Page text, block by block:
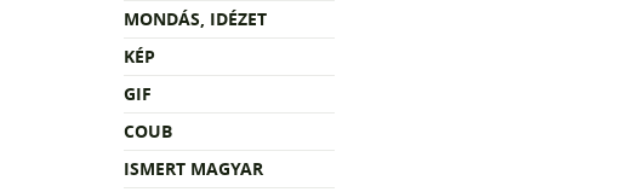
MONDÁS, IDÉZET
KÉP
GIF
COUB
ISMERT MAGYAR